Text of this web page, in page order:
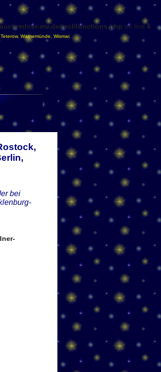
mv.de/incl/functions.php on line6
Teterow, Warnemünde Wismar.
bei